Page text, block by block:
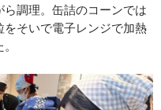
調理。缶詰のコーンでは
そいで電子レンジで加熱